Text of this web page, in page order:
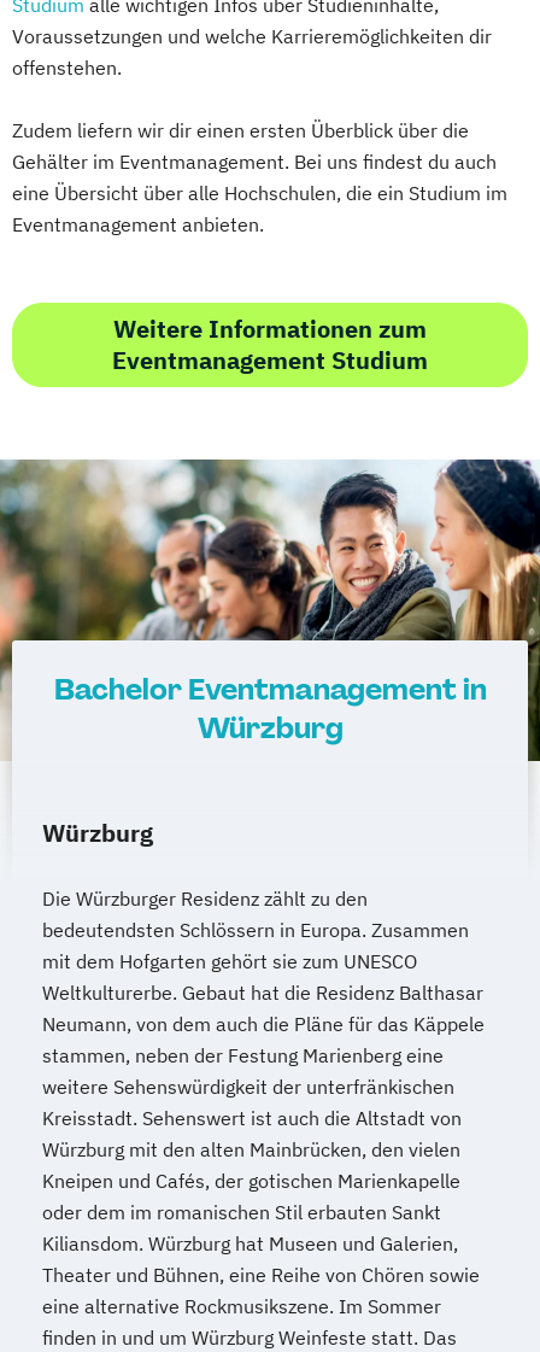
Studium alle wichtigen Infos über Studieninhalte,
Voraussetzungen und welche Karrieremöglichkeiten dir
offenstehen.
Zudem liefern wir dir einen ersten Überblick über die
Gehälter im Eventmanagement. Bei uns findest du auch
eine Übersicht über alle Hochschulen, die ein Studium im
Eventmanagement anbieten.
Weitere Informationen zum
Eventmanagement Studium
Bachelor Eventmanagement in
Würzburg
Würzburg
Die Würzburger Residenz zählt zu den
bedeutendsten Schlössern in Europa. Zusammen
mit dem Hofgarten gehört sie zum UNESCO
Weltkulturerbe. Gebaut hat die Residenz Balthasar
Neumann, von dem auch die Pläne für das Käppele
stammen, neben der Festung Marienberg eine
weitere Sehenswürdigkeit der unterfränkischen
Kreisstadt. Sehenswert ist auch die Altstadt von
Würzburg mit den alten Mainbrücken, den vielen
Kneipen und Cafés, der gotischen Marienkapelle
oder dem im romanischen Stil erbauten Sankt
Kiliansdom. Würzburg hat Museen und Galerien,
Theater und Bühnen, eine Reihe von Chören sowie
eine alternative Rockmusikszene. Im Sommer
finden in und um Würzburg Weinfeste statt. Das